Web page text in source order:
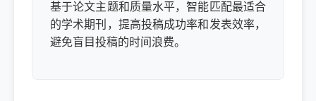
基于论文主题和质量水平，智能匹配最适合
的学术期刊，提高投稿成功率和发表效率，
避免盲目投稿的时间浪费。